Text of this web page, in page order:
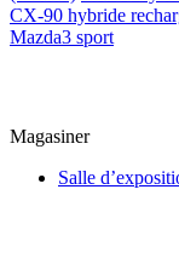
CX-90 hybride
Mazda3 sport
Magasiner
Salle